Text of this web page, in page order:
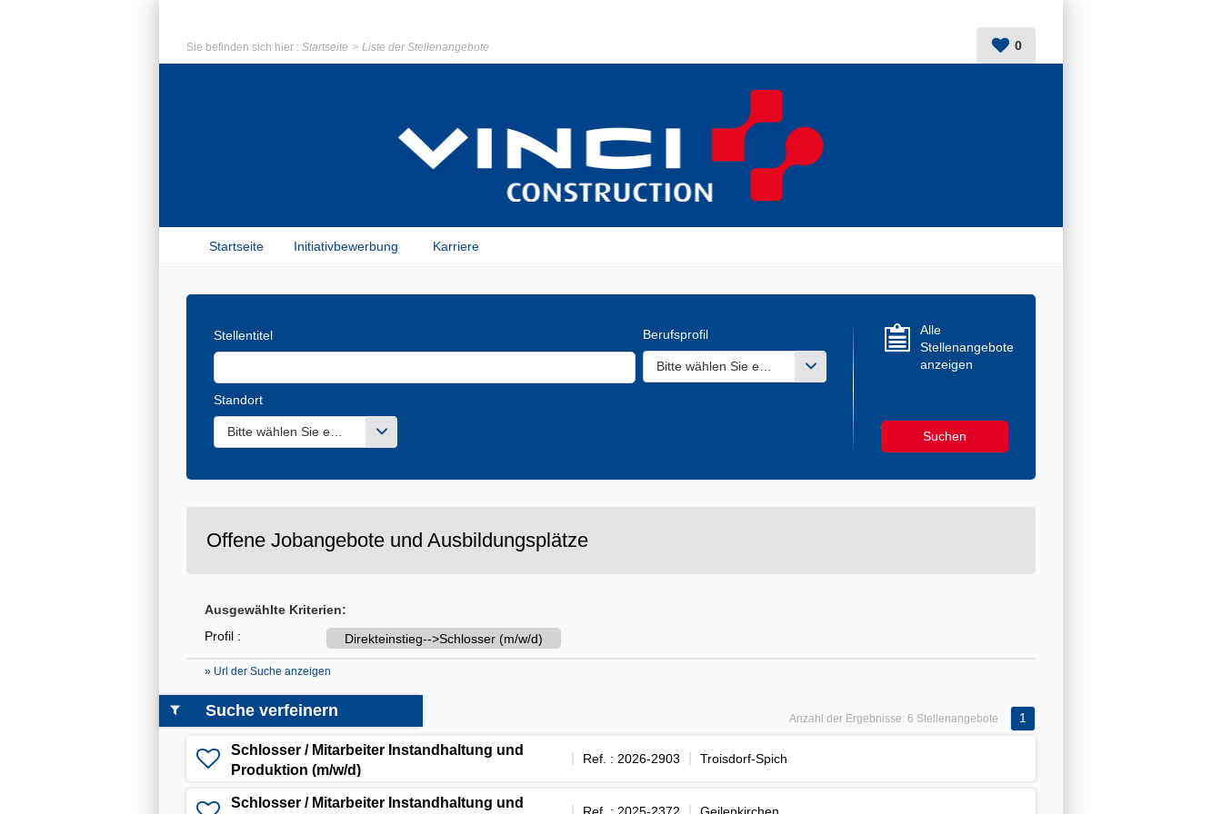
Sie befinden sich hier : Startseite Liste der Stellenangebote 0
Startseite Initiativbewerbung Karriere
Stellentitel Berufsprofil
Bitte wählen Sie einen oder mehrere Werte aus
Standort
Bitte wählen Sie einen oder mehrere Werte aus
Alle
Stellenangebote
anzeigen
Offene Jobangebote und Ausbildungsplätze
Ausgewählte Kriterien:
Profil :
Direkteinstieg-->Schlosser (m/w/d)
» Url der Suche anzeigen
Anzahl der Ergebnisse: 6 Stellenangebote 1
Schlosser / Mitarbeiter Instandhaltung und
Produktion (m/w/d)
Ref. : 2026-2903 Troisdorf-Spich
Schlosser / Mitarbeiter Instandhaltung und
Suche verfeinern